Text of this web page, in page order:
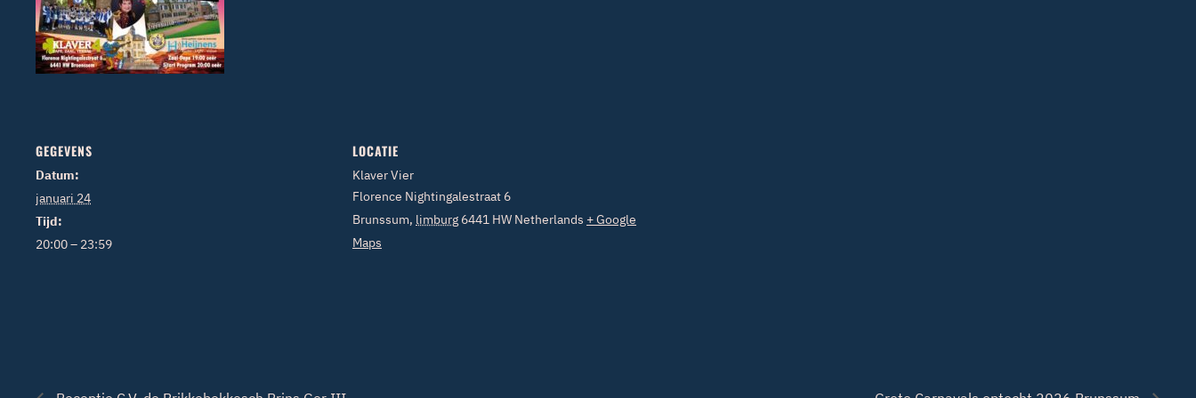
GEGEVENS
Datum:
januari 24
Tijd:
20:00 – 23:59
LOCATIE
Klaver Vier
Florence Nightingalestraat 6
Brunssum, limburg 6441 HW Netherlands + Google
Maps